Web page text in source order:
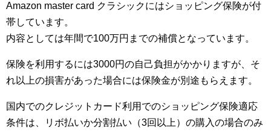
Amazon master card クラシックにはショッピング保険が付
帯しています。
内容としては年間で100万円までの補償となっています。
保険を利用するには3000円の自己負担がかかりますが、そ
れ以上の損害があった場合には保険金が別途もらえます。
国内でのクレジットカード利用でのショッピング保険適応
条件は、リボ払いか分割払い（3回以上）の購入の場合のみ